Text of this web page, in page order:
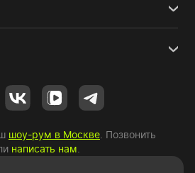
шоу-рум в Москве . Позвонить
написать нам